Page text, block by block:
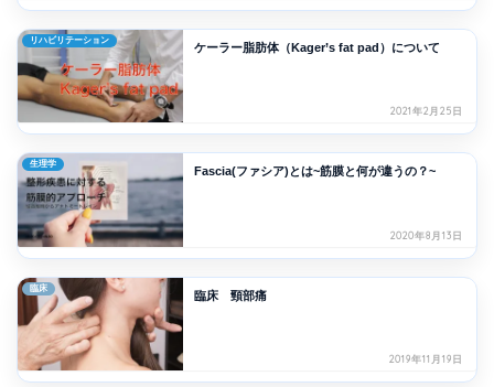
リハビリテーション
ケーラー脂肪体（Kager’s fat pad）について
2021年2月25日
生理学
Fascia(ファシア)とは~筋膜と何が違うの？~
2020年8月13日
臨床
臨床 頸部痛
2019年11月19日